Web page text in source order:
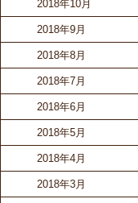
2018年10月
2018年9月
2018年8月
2018年7月
2018年6月
2018年5月
2018年4月
2018年3月